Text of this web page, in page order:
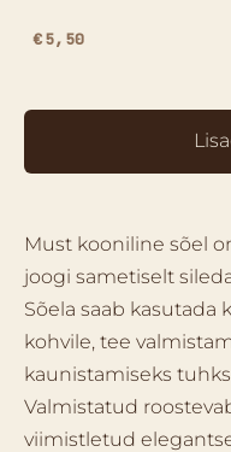
€5,50
Must kooniline sõel
joogi sametiselt
Sõela saab kasutada
kohvile, tee
kaunistamiseks
Valmistatud
viimistletud